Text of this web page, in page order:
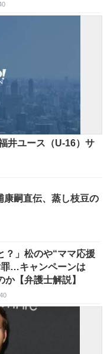
井ユース（U-16）サ
嗣直伝、蒸し枝豆の
？」松のや“ママ応援
…キャンペーンは
か【弁護士解説】